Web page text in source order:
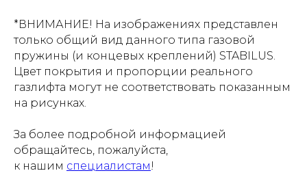
*ВНИМАНИЕ! На изображениях представлен
только общий вид данного типа газовой
пружины (и концевых креплений) STABILUS.
Цвет покрытия и пропорции реального
газлифта могут не соответствовать показанным
на рисунках.
За более подробной информацией
обращайтесь, пожалуйста,
к нашим специалистам!